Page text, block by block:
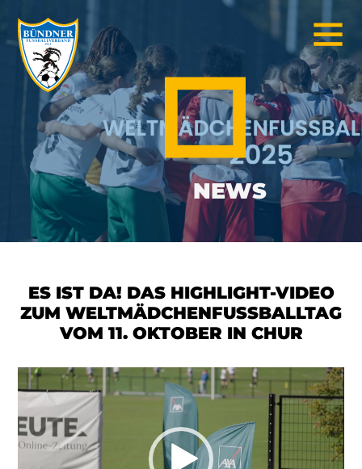
NEWS
ES IST DA! DAS HIGHLIGHT-VIDEO
ZUM WELTMÄDCHENFUSSBALLTAG
VOM 11. OKTOBER IN CHUR
Video-
Player